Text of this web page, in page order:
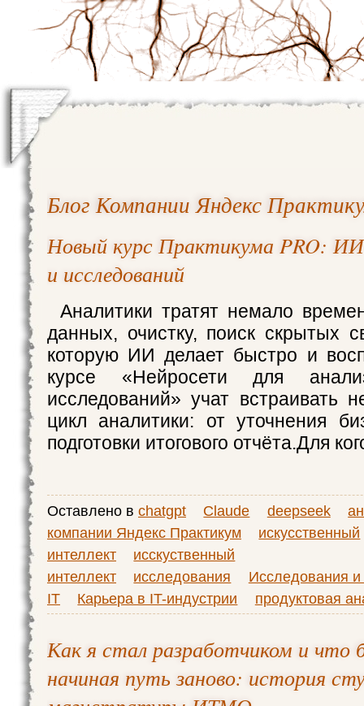
Блог Компании Яндекс
Новый курс Практикума PRO:
и исследований
Аналитики тратят немало
данных, очистку, поиск скрытых
которую ИИ делает быстро и
курсе «Нейросети для
исследований» учат встраивать
цикл аналитики: от уточнения
подготовки итогового отчёта.Для
Оставлено в chatgpt Claude deepseek
компании Яндекс Практикум
искусственный
интеллект
исскуственный
интеллект
исследования
Исследования и
IT
Карьера в IT-индустрии продуктовая
Как я стал разработчиком и что
начиная путь заново: история